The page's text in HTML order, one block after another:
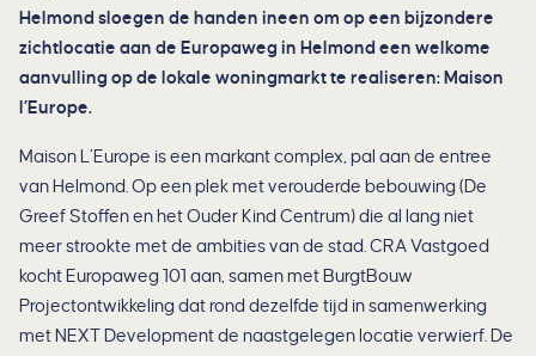
Helmond sloegen de handen ineen om op een bijzondere
zichtlocatie aan de Europaweg in Helmond een welkome
aanvulling op de lokale woningmarkt te realiseren: Maison
l’Europe.
Maison L’Europe is een markant complex, pal aan de entree
van Helmond. Op een plek met verouderde bebouwing (De
Greef Stoffen en het Ouder Kind Centrum) die al lang niet
meer strookte met de ambities van de stad. CRA Vastgoed
kocht Europaweg 101 aan, samen met BurgtBouw
Projectontwikkeling dat rond dezelfde tijd in samenwerking
met NEXT Development de naastgelegen locatie verwierf. De